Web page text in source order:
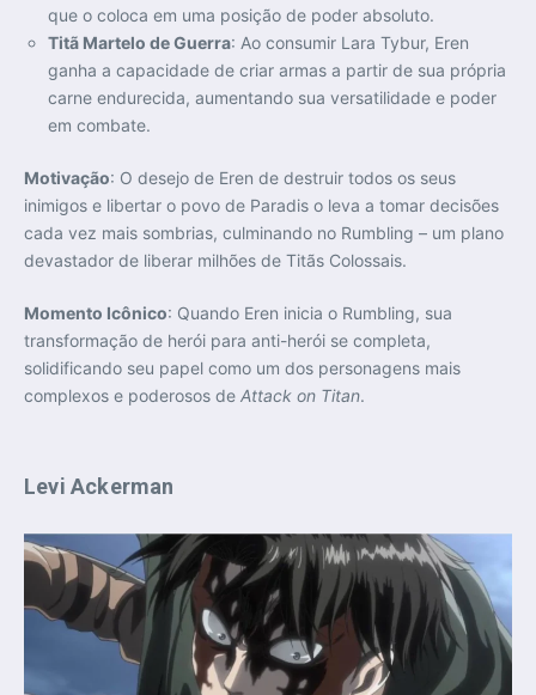
que o coloca em uma posição de poder absoluto.
Titã Martelo de Guerra: Ao consumir Lara Tybur, Eren
ganha a capacidade de criar armas a partir de sua própria
carne endurecida, aumentando sua versatilidade e poder
em combate.
Motivação: O desejo de Eren de destruir todos os seus
inimigos e libertar o povo de Paradis o leva a tomar decisões
cada vez mais sombrias, culminando no Rumbling – um plano
devastador de liberar milhões de Titãs Colossais.
Momento Icônico: Quando Eren inicia o Rumbling, sua
transformação de herói para anti-herói se completa,
solidificando seu papel como um dos personagens mais
complexos e poderosos de Attack on Titan.
Levi Ackerman